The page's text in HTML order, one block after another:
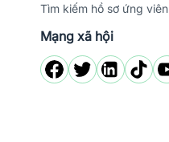
Tìm kiếm hồ sơ ứng viên
Mạng xã hội